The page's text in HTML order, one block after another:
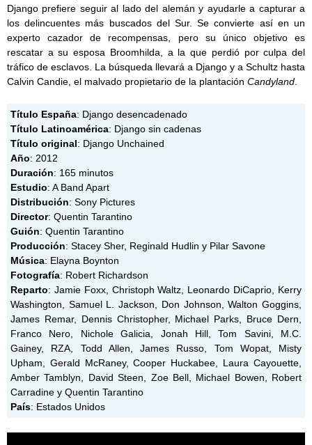
Django prefiere seguir al lado del alemán y ayudarle a capturar a
los delincuentes más buscados del Sur. Se convierte así en un
experto cazador de recompensas, pero su único objetivo es
rescatar a su esposa Broomhilda, a la que perdió por culpa del
tráfico de esclavos. La búsqueda llevará a Django y a Schultz hasta
Calvin Candie, el malvado propietario de la plantación Candyland
Título España: Django desencadenado
Título Latinoamérica: Django sin cadenas
Título original: Django Unchained
Año: 2012
Duración: 165 minutos
Estudio: A Band Apart
Distribución: Sony Pictures
Director: Quentin Tarantino
Guión: Quentin Tarantino
Producción: Stacey Sher, Reginald Hudlin y Pilar Savone
Música: Elayna Boynton
Fotografía: Robert Richardson
Reparto: Jamie Foxx, Christoph Waltz, Leonardo DiCaprio, Kerry
Washington, Samuel L. Jackson, Don Johnson, Walton Goggins,
James Remar, Dennis Christopher, Michael Parks, Bruce Dern,
Franco Nero, Nichole Galicia, Jonah Hill, Tom Savini, M.C.
Gainey, RZA, Todd Allen, James Russo, Tom Wopat, Misty
Upham, Gerald McRaney, Cooper Huckabee, Laura Cayouette,
Amber Tamblyn, David Steen, Zoe Bell, Michael Bowen, Robert
Carradine y Quentin Tarantino
País: Estados Unidos